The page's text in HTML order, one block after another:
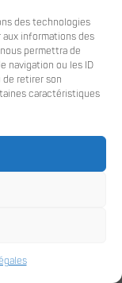
des technologies
informations des
permettra de
navigation ou les ID
de retirer son
caractéristiques